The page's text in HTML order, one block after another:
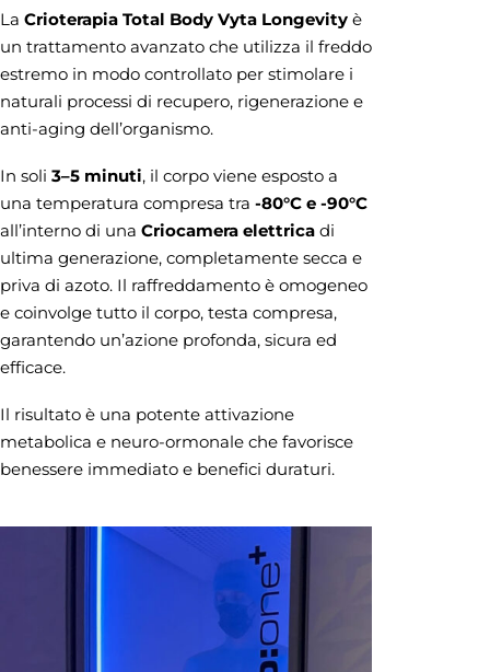
La Crioterapia Total Body Vyta Longevity è
un trattamento avanzato che utilizza il freddo
estremo in modo controllato per stimolare i
naturali processi di recupero, rigenerazione e
anti-aging dell’organismo.
In soli 3–5 minuti, il corpo viene esposto a
una temperatura compresa tra -80°C e -90°C
all’interno di una Criocamera elettrica di
ultima generazione, completamente secca e
priva di azoto. Il raffreddamento è omogeneo
e coinvolge tutto il corpo, testa compresa,
garantendo un’azione profonda, sicura ed
efficace.
Il risultato è una potente attivazione
metabolica e neuro-ormonale che favorisce
benessere immediato e benefici duraturi.